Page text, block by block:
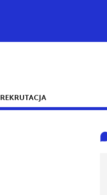
REKRUTACJA